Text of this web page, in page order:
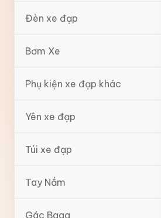
Đèn xe đạp
Bơm Xe
Phụ kiện xe đạp khác
Yên xe đạp
Túi xe đạp
Tay Nắm
Gác Baga